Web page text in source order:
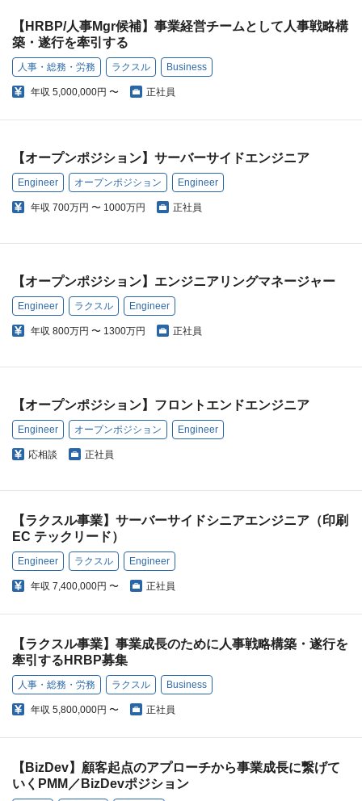
【HRBP/人事Mgr候補】事業経営チームとして人事戦略構
築・遂行を牽引する
人事・総務・労務 ラクスル Business
年収 5,000,000円 〜 正社員
【オープンポジション】サーバーサイドエンジニア
Engineer オープンポジション Engineer
年収 700万円 〜 1000万円 正社員
【オープンポジション】エンジニアリングマネージャー
Engineer ラクスル Engineer
年収 800万円 〜 1300万円 正社員
【オープンポジション】フロントエンドエンジニア
Engineer オープンポジション Engineer
応相談 正社員
【ラクスル事業】サーバーサイドシニアエンジニア（印刷
EC テックリード）
Engineer ラクスル Engineer
年収 7,400,000円 〜 正社員
【ラクスル事業】事業成長のために人事戦略構築・遂行を
牽引するHRBP募集
人事・総務・労務 ラクスル Business
年収 5,800,000円 〜 正社員
【BizDev】顧客起点のアプローチから事業成長に繋げて
いくPMM／BizDevポジション